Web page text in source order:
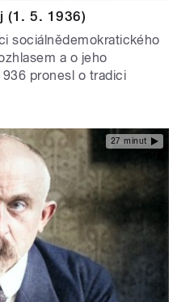
(1. 5. 1936)
sociálnědemokratického
a o jeho
pronesl o tradici
27 minut